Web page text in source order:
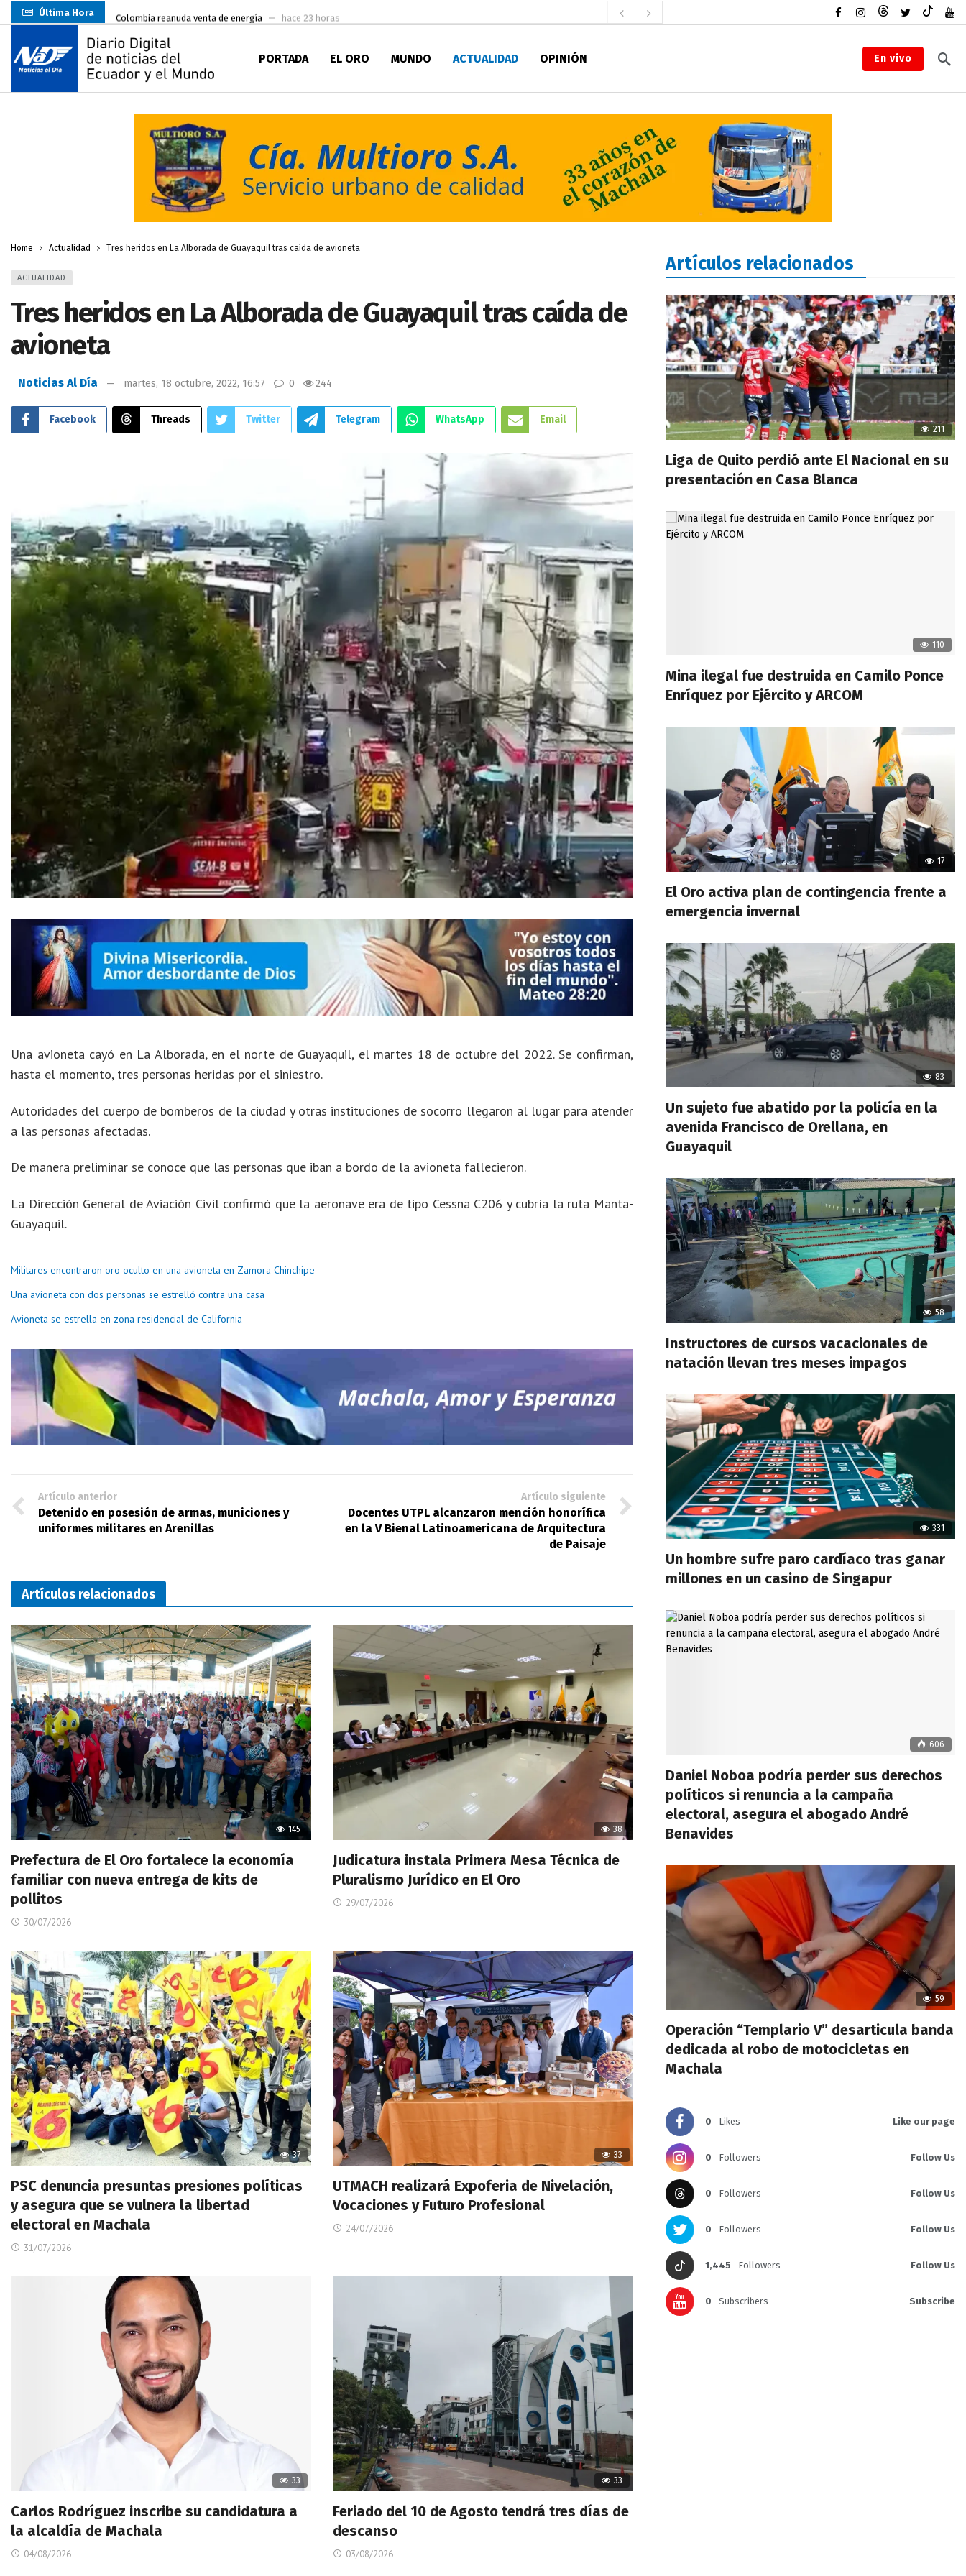
Última Hora Colombia reanuda venta de energía hace 23 horas
Carlos Rodríguez inscribe su candidatura a la alcaldía de Machala
Carlos Carrión Figueroa, Premio Nacional de Literatura Eugenio Espejo hace 1 día
Incendio en local de comidas fue extinguido por personal de Bomberos Machala
Representantes del MMO visitaron la Primera Jefatura de Bomberos
UTMACH inicia pruebas de admisión para 7.467 aspirantes hace 2 días
Santa Rosa inició sus fiestas patronales con un multitudinario pregón lleno de color y tradición hace 2 días
Prefecto Clemente Bravo Inauguró Centro de Acopio Casa del Pescador Artesanal Orense hace 7 horas
PORTADA EL ORO MUNDO ACTUALIDAD OPINIÓN En vivo
Home Actualidad Tres heridos en La Alborada de Guayaquil tras caída de avioneta
ACTUALIDAD
Tres heridos en La Alborada de Guayaquil tras caída de
avioneta
Noticias Al Día martes, 18 octubre, 2022, 16:57 0 244
Facebook Threads Twitter Telegram WhatsApp Email
Una avioneta cayó en La Alborada, en el norte de Guayaquil, el martes 18 de octubre del 2022. Se confirman,
hasta el momento, tres personas heridas por el siniestro.
Autoridades del cuerpo de bomberos de la ciudad y otras instituciones de socorro llegaron al lugar para atender
a las personas afectadas.
De manera preliminar se conoce que las personas que iban a bordo de la avioneta fallecieron.
La Dirección General de Aviación Civil confirmó que la aeronave era de tipo Cessna C206 y cubría la ruta Manta-
Guayaquil.
Militares encontraron oro oculto en una avioneta en Zamora Chinchipe
Una avioneta con dos personas se estrelló contra una casa
Avioneta se estrella en zona residencial de California
Artículo anterior
Detenido en posesión de armas, municiones y
uniformes militares en Arenillas
Artículo siguiente
Docentes UTPL alcanzaron mención honorífica
en la V Bienal Latinoamericana de Arquitectura
de Paisaje
Artículos relacionados
145
Prefectura de El Oro fortalece la economía
familiar con nueva entrega de kits de
pollitos
30/07/2026
38
Judicatura instala Primera Mesa Técnica de
Pluralismo Jurídico en El Oro
29/07/2026
37
PSC denuncia presuntas presiones políticas
y asegura que se vulnera la libertad
electoral en Machala
31/07/2026
33
UTMACH realizará Expoferia de Nivelación,
Vocaciones y Futuro Profesional
24/07/2026
33
Carlos Rodríguez inscribe su candidatura a
la alcaldía de Machala
04/08/2026
33
Feriado del 10 de Agosto tendrá tres días de
descanso
03/08/2026
Artículos relacionados
211
Liga de Quito perdió ante El Nacional en su
presentación en Casa Blanca
110
Mina ilegal fue destruida en Camilo Ponce
Enríquez por Ejército y ARCOM
17
El Oro activa plan de contingencia frente a
emergencia invernal
83
Un sujeto fue abatido por la policía en la
avenida Francisco de Orellana, en
Guayaquil
58
Instructores de cursos vacacionales de
natación llevan tres meses impagos
331
Un hombre sufre paro cardíaco tras ganar
millones en un casino de Singapur
606
Daniel Noboa podría perder sus derechos
políticos si renuncia a la campaña
electoral, asegura el abogado André
Benavides
59
Operación “Templario V” desarticula banda
dedicada al robo de motocicletas en
Machala
0 Likes Like our page
0 Followers Follow Us
0 Followers Follow Us
0 Followers Follow Us
1,445 Followers Follow Us
0 Subscribers Subscribe